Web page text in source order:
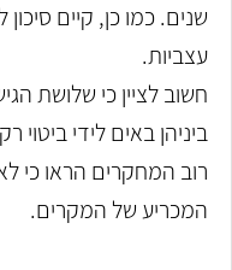
שנים. כמו כן, קיים
עצביות.
חשוב לציין כי שלושת
ביניהן באים לידי
רוב המחקרים הראו כי
המכריע של המקרים.